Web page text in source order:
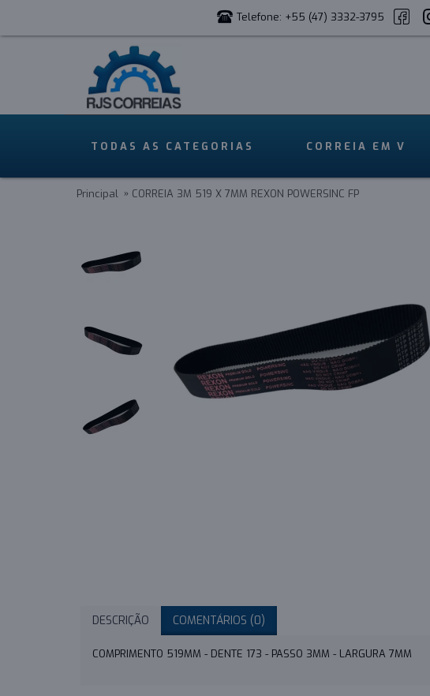
Telefone: +55 (47) 3332-3795
TODAS AS CATEGORIAS CORREIA EM V
Principal CORREIA 3M 519 X 7MM REXON POWERSINC FP
DESCRIÇÃO COMENTÁRIOS (0)
COMPRIMENTO 519MM - DENTE 173 - PASSO 3MM - LARGURA 7MM